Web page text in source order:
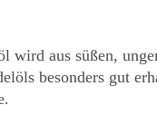
wird aus süßen,
besonders gut